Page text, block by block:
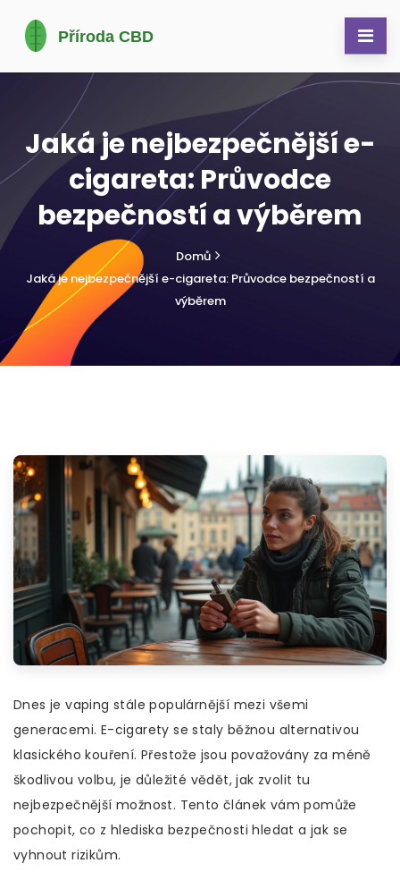
Jaká je nejbezpečnější e-
cigareta: Průvodce
bezpečností a výběrem
Domů
Jaká je nejbezpečnější e-cigareta: Průvodce bezpečností a
výběrem
Dnes je vaping stále populárnější mezi všemi
generacemi. E-cigarety se staly běžnou alternativou
klasického kouření. Přestože jsou považovány za méně
škodlivou volbu, je důležité vědět, jak zvolit tu
nejbezpečnější možnost. Tento článek vám pomůže
pochopit, co z hlediska bezpečnosti hledat a jak se
vyhnout rizikům.